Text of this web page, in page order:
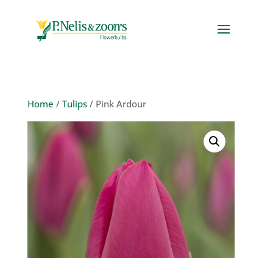
Home / Tulips/ Pink Ardour